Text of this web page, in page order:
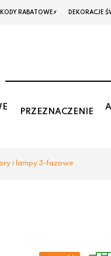
RABATOWE⚡ DEKORACJE
PRZEZNACZENIE
i lampy 3-fazowe